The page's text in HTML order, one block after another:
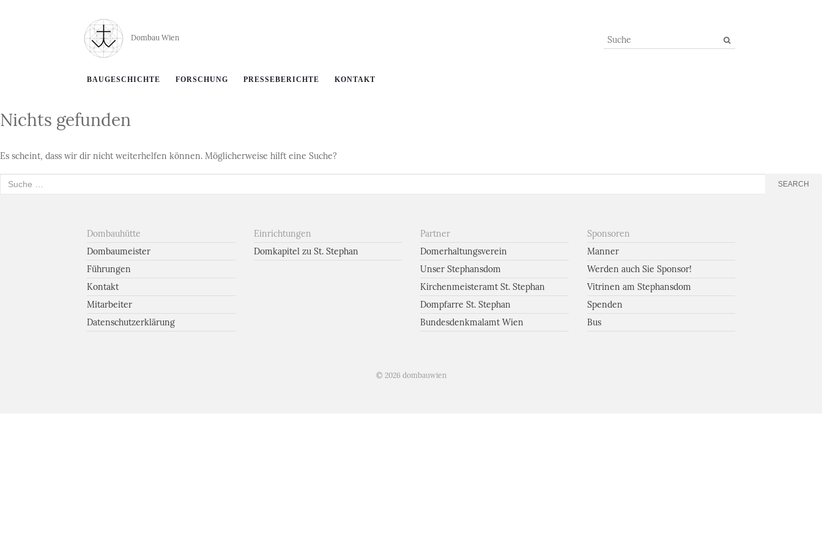
Dombau Wien
BAUGESCHICHTE FORSCHUNG PRESSEBERICHTE KONTAKT
Nichts gefunden
Es scheint, dass wir dir nicht weiterhelfen können. Möglicherweise hilft eine Suche?
Suche
SEARCH
Dombauhütte
Dombaumeister
Führungen
Kontakt
Mitarbeiter
Datenschutzerklärung
Einrichtungen
Domkapitel zu St. Stephan
Partner
Domerhaltungsverein
Unser Stephansdom
Kirchenmeisteramt St. Stephan
Dompfarre St. Stephan
Bundesdenkmalamt Wien
Sponsoren
Manner
Werden auch Sie Sponsor!
Vitrinen am Stephansdom
Spenden
Bus
© 2026 dombauwien